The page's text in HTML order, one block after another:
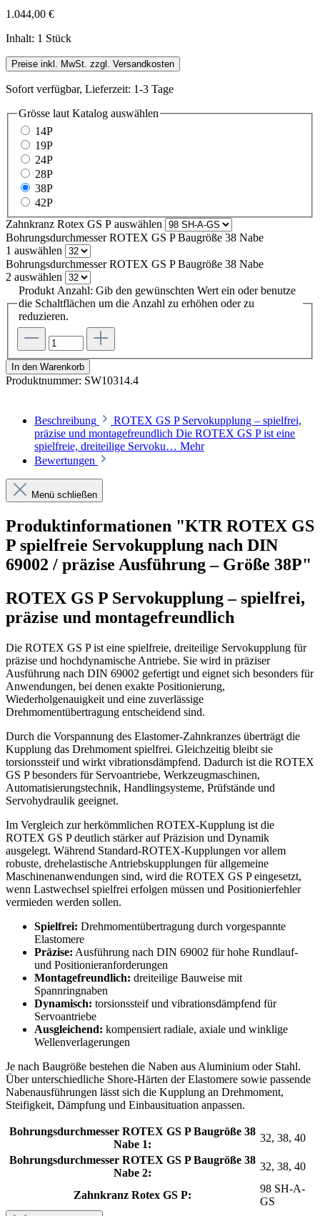
1.044,00 €
Inhalt: 1 Stück
Preise inkl. MwSt. zzgl. Versandkosten
Sofort verfügbar, Lieferzeit: 1-3 Tage
Grösse laut Katalog auswählen
14P
19P
24P
28P
38P
42P
Zahnkranz Rotex GS P auswählen
Bohrungsdurchmesser ROTEX GS P Baugröße 38 Nabe
1 auswählen
Bohrungsdurchmesser ROTEX GS P Baugröße 38 Nabe
2 auswählen
Produkt Anzahl: Gib den gewünschten Wert ein oder benutze
die Schaltflächen um die Anzahl zu erhöhen oder zu
reduzieren.
In den Warenkorb
Produktnummer: SW10314.4
Beschreibung
ROTEX GS P Servokupplung – spielfrei,
präzise und montagefreundlich Die ROTEX GS P ist eine
spielfreie, dreiteilige Servoku… Mehr
Bewertungen
Menü schließen
Produktinformationen "KTR ROTEX GS
P spielfreie Servokupplung nach DIN
69002 / präzise Ausführung – Größe 38P"
ROTEX GS P Servokupplung – spielfrei,
präzise und montagefreundlich
Die ROTEX GS P ist eine spielfreie, dreiteilige Servokupplung für
präzise und hochdynamische Antriebe. Sie wird in präziser
Ausführung nach DIN 69002 gefertigt und eignet sich besonders für
Anwendungen, bei denen exakte Positionierung,
Wiederholgenauigkeit und eine zuverlässige
Drehmomentübertragung entscheidend sind.
Durch die Vorspannung des Elastomer-Zahnkranzes überträgt die
Kupplung das Drehmoment spielfrei. Gleichzeitig bleibt sie
torsionssteif und wirkt vibrationsdämpfend. Dadurch ist die ROTEX
GS P besonders für Servoantriebe, Werkzeugmaschinen,
Automatisierungstechnik, Handlingsysteme, Prüfstände und
Servohydraulik geeignet.
Im Vergleich zur herkömmlichen ROTEX-Kupplung ist die
ROTEX GS P deutlich stärker auf Präzision und Dynamik
ausgelegt. Während Standard-ROTEX-Kupplungen vor allem
robuste, drehelastische Antriebskupplungen für allgemeine
Maschinenanwendungen sind, wird die ROTEX GS P eingesetzt,
wenn Lastwechsel spielfrei erfolgen müssen und Positionierfehler
vermieden werden sollen.
Spielfrei: Drehmomentübertragung durch vorgespannte
Elastomere
Präzise: Ausführung nach DIN 69002 für hohe Rundlauf-
und Positionieranforderungen
Montagefreundlich: dreiteilige Bauweise mit
Spannringnaben
Dynamisch: torsionssteif und vibrationsdämpfend für
Servoantriebe
Ausgleichend: kompensiert radiale, axiale und winklige
Wellenverlagerungen
Je nach Baugröße bestehen die Naben aus Aluminium oder Stahl.
Über unterschiedliche Shore-Härten der Elastomere sowie passende
Nabenausführungen lässt sich die Kupplung an Drehmoment,
Steifigkeit, Dämpfung und Einbausituation anpassen.
Bohrungsdurchmesser ROTEX GS P Baugröße 38
Nabe 1:
32, 38, 40
Bohrungsdurchmesser ROTEX GS P Baugröße 38
Nabe 2:
32, 38, 40
Zahnkranz Rotex GS P:
98 SH-A-
GS